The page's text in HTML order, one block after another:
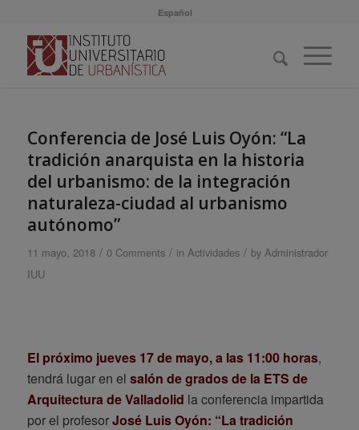
Español
Conferencia de José Luis Oyón: “La
tradición anarquista en la historia
del urbanismo: de la integración
naturaleza-ciudad al urbanismo
autónomo”
11 mayo, 2018 / 0 Comments / in Actividades / by Administrador
IUU
El próximo jueves 17 de mayo, a las 11:00 horas,
tendrá lugar en el salón de grados de la ETS de
Arquitectura de Valladolid la conferencia impartida
por el profesorJosé Luis Oyón: “La tradición